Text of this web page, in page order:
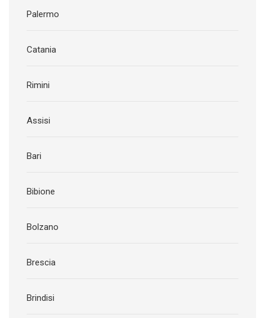
Palermo
Catania
Rimini
Assisi
Bari
Bibione
Bolzano
Brescia
Brindisi